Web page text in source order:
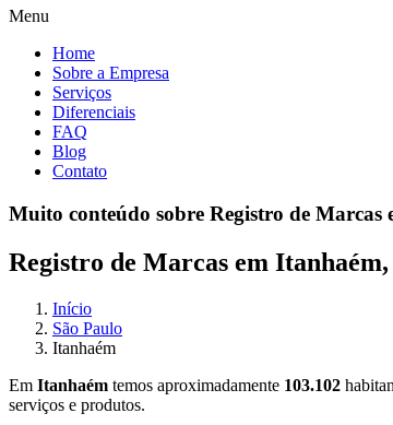
Menu
Home
Sobre a Empresa
Serviços
Diferenciais
FAQ
Blog
Contato
Muito conteúdo sobre Registro de Marcas
Registro de Marcas em Itanhaém,
Início
São Paulo
Itanhaém
Em Itanhaém temos aproximadamente 103.102
serviços e produtos.